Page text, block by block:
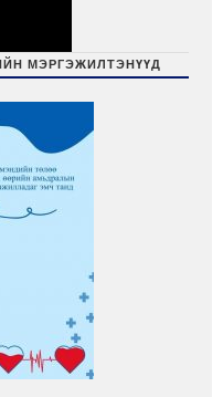
МЭРГЭЖИЛТЭНҮҮД